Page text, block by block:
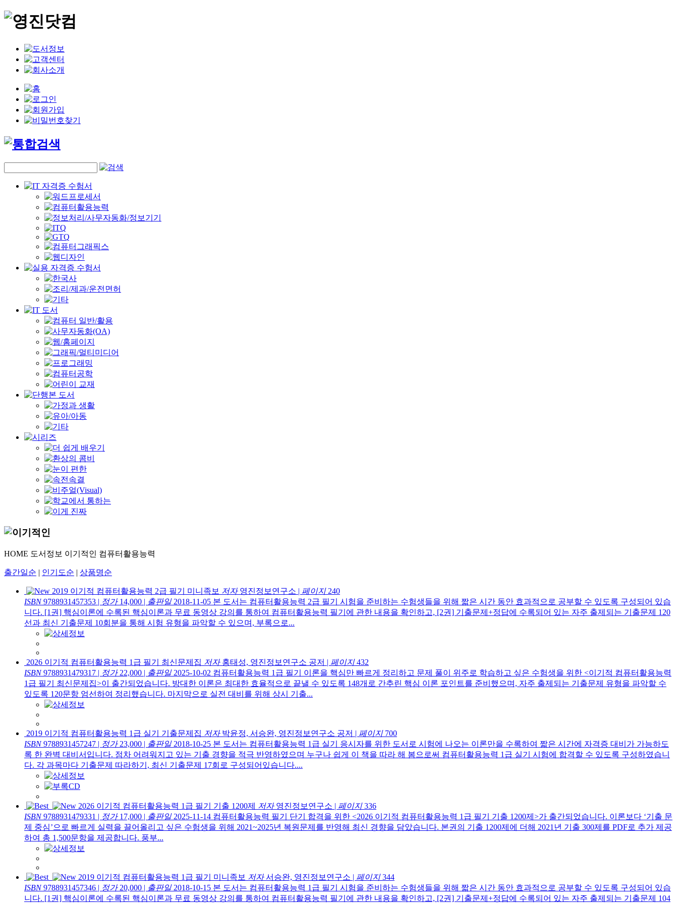
HOME 도서정보 이기적인 컴퓨터활용능력
출간일순 | 인기도순 | 상품명순
2019 이기적 컴퓨터활용능력 2급 필기 미니족보 저자영진정보연구소 | 페이지240
ISBN9788931457353 | 정가14,000 | 출판일2018-11-05 본 도서는 컴퓨터활용능력 2급 필기 시험을 준비하는 수험생들을 위해 짧은 시간 동안 효과적으로 공부할 수 있도록 구성되어 있습
니다. [1권] 핵심이론에 수록된 핵심이론과 무료 동영상 강의를 통하여 컴퓨터활용능력 필기에 관한 내용을 확인하고, [2권] 기출문제+정답에 수록되어 있는 자주 출제되는 기출문제 120
선과 최신 기출문제 10회분을 통해 시험 유형을 파악할 수 있으며, 부록으로...
2026 이기적 컴퓨터활용능력 1급 필기 최신문제집 저자홍태성, 영진정보연구소 공저 | 페이지432
ISBN9788931479317 | 정가22,000 | 출판일2025-10-02 컴퓨터활용능력 1급 필기 이론을 핵심만 빠르게 정리하고 문제 풀이 위주로 학습하고 싶은 수험생을 위한 <이기적 컴퓨터활용능력
1급 필기 최신문제집>이 출간되었습니다. 방대한 이론은 최대한 효율적으로 끝낼 수 있도록 148개로 간추린 핵심 이론 포인트를 준비했으며, 자주 출제되는 기출문제 유형을 파악할 수
있도록 120문항 엄선하여 정리했습니다. 마지막으로 실전 대비를 위해 상시 기출...
2019 이기적 컴퓨터활용능력 1급 실기 기출문제집 저자박윤정, 서승완, 영진정보연구소 공저 | 페이지700
ISBN9788931457247 | 정가23,000 | 출판일2018-10-25 본 도서는 컴퓨터활용능력 1급 실기 응시자를 위한 도서로 시험에 나오는 이론만을 수록하여 짧은 시간에 자격증 대비가 가능하도
록 한 완벽 대비서입니다. 점차 어려워지고 있는 기출 경향을 적극 반영하였으며 누구나 쉽게 이 책을 따라 해 봄으로써 컴퓨터활용능력 1급 실기 시험에 합격할 수 있도록 구성하였습니
다. 각 과목마다 기출문제 따라하기, 최신 기출문제 17회로 구성되어있습니다....
2026 이기적 컴퓨터활용능력 1급 필기 기출 1200제 저자영진정보연구소 | 페이지336
ISBN9788931479331 | 정가17,000 | 출판일2025-11-14 컴퓨터활용능력 필기 단기 합격을 위한 <2026 이기적 컴퓨터활용능력 1급 필기 기출 1200제>가 출간되었습니다. 이론보다 ‘기출 문
제 중심’으로 빠르게 실력을 끌어올리고 싶은 수험생을 위해 2021~2025년 복원문제를 반영해 최신 경향을 담았습니다. 본권의 기출 1200제에 더해 2021년 기출 300제를 PDF로 추가 제공
하여 총 1,500문항을 제공합니다. 풍부...
2019 이기적 컴퓨터활용능력 1급 필기 미니족보 저자서승완, 영진정보연구소 | 페이지344
ISBN9788931457346 | 정가20,000 | 출판일2018-10-15 본 도서는 컴퓨터활용능력 1급 필기 시험을 준비하는 수험생들을 위해 짧은 시간 동안 효과적으로 공부할 수 있도록 구성되어 있습
니다. [1권] 핵심이론에 수록된 핵심이론과 무료 동영상 강의를 통하여 컴퓨터활용능력 필기에 관한 내용을 확인하고, [2권] 기출문제+정답에 수록되어 있는 자주 출제되는 기출문제 104